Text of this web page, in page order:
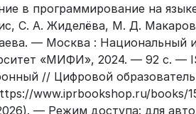
в программирование на
С. А. Жиделёва, М. Д.
— Москва : Национальный
«МИФИ», 2024. — 92 с. —
// Цифровой
www.iprbookshop.ru/books/
— Режим доступа: для